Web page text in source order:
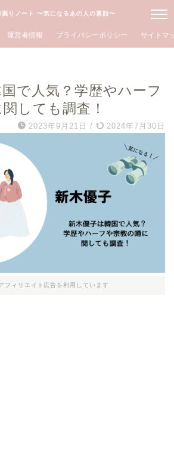
りノート 〜気になるあの人の素顔〜
運営者情報 プライバシーポリシー サイトマ
で人気？学歴やハーフ
しても調査！
2023年9月21日 / 2024年7月30日
フィリエイト広告を利用しています